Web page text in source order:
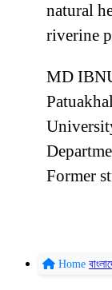
natural
riverine
MD
Former
Home